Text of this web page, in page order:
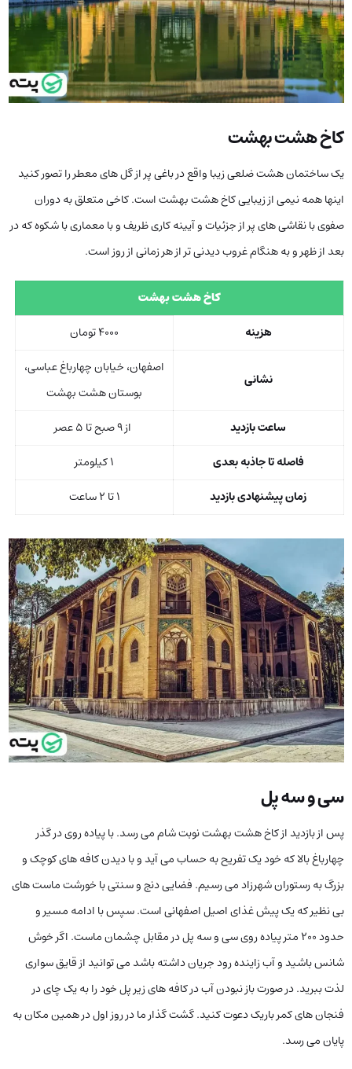
کاخ هشت بهشت
یک ساختمان هشت ضلعی زیبا واقع در باغی پر از گل های معطر را تصور کنید
اینها همه نیمی از زیبایی کاخ هشت بهشت است. کاخی متعلق به دوران
صفوی با نقاشی های پر از جزئیات و آیینه کاری ظریف و با معماری با شکوه که در
بعد از ظهر و به هنگام غروب دیدنی تر از هر زمانی از روز است.
کاخ هشت بهشت
هزینه
۴۰۰۰ تومان
نشانی
اصفهان، خیابان چهارباغ عباسی،
بوستان هشت بهشت
ساعت بازدید
از ۹ صبح تا ۵ عصر
فاصله تا جاذبه بعدی
۱ کیلومتر
زمان پیشنهادی بازدید
۱ تا ۲ ساعت
سی و سه پل
پس از بازدید از کاخ هشت بهشت نوبت شام می رسد. با پیاده روی در گذر
چهارباغ بالا که خود یک تفریح به حساب می آید و با دیدن کافه های کوچک و
بزرگ به رستوران شهرزاد می رسیم. فضایی دنج و سنتی با خورشت ماست های
بی نظیر که یک پیش غذای اصیل اصفهانی است.سپس با ادامه مسیر و
حدود ۲۰۰ متر پیاده روی سی و سه پل در مقابل چشمان ماست. اگر خوش
شانس باشید و آب زاینده رود جریان داشته باشد می توانید از قایق سواری
لذت ببرید. در صورت باز نبودن آب در کافه های زیر پل خود را به یک چای در
فنجان های کمر باریک دعوت کنید. گشت گذار ما در روز اول در همین مکان به
پایان می رسد.